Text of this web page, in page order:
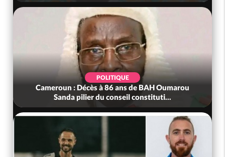
POLITIQUE
Cameroun : Décès à 86 ans de BAH Oumarou
Sanda pilier du conseil constituti...